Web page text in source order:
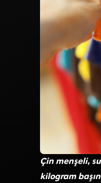
Çin menşeli,
kilogram